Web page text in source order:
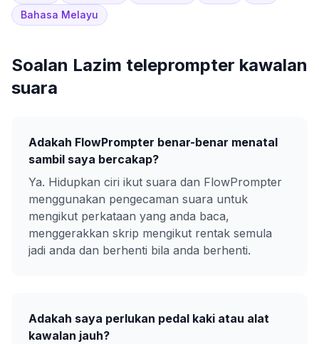
Bahasa Melayu
Soalan Lazim teleprompter kawalan
suara
Adakah FlowPrompter benar-benar menatal
sambil saya bercakap?
Ya. Hidupkan ciri ikut suara dan FlowPrompter
menggunakan pengecaman suara untuk
mengikut perkataan yang anda baca,
menggerakkan skrip mengikut rentak semula
jadi anda dan berhenti bila anda berhenti.
Adakah saya perlukan pedal kaki atau alat
kawalan jauh?